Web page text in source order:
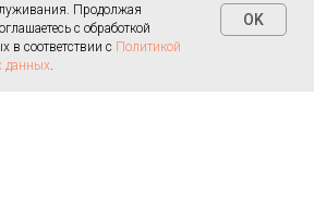
Продолжая
с обработкой
в соответствии с Политикой
данных.
OK